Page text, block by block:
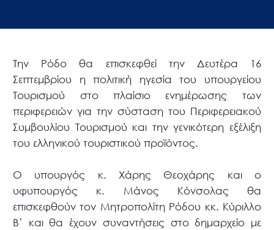
Την Ρόδο θα επισκεφθεί την Δευτέρα 16
Σεπτεμβρίου η πολιτική ηγεσία του υπουργείου
Τουρισμού στο πλαίσιο ενημέρωσης των
περιφερειών για την σύσταση του Περιφερειακού
Συμβουλίου Τουρισμού και την γενικότερη εξέλιξη
του ελληνικού τουριστικού προϊόντος.
Ο υπουργός κ. Χάρης Θεοχάρης και ο
υφυπουργός κ. Μάνος Κόνσολας θα
επισκεφθούν τον Μητροπολίτη Ρόδου κκ. Κύριλλο
B’ και θα έχουν συναντήσεις στο δημαρχείο με